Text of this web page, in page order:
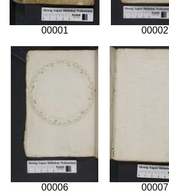
00001 00002
00006 00007